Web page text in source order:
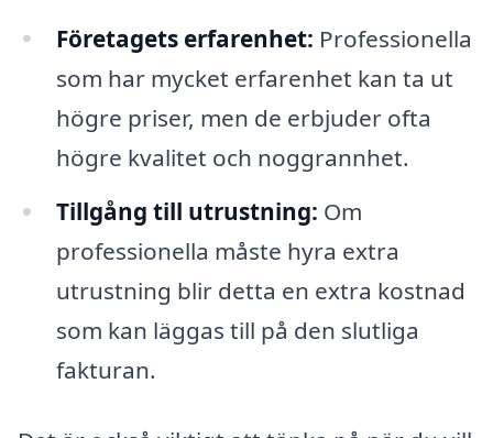
Företagets erfarenhet: Professionella
som har mycket erfarenhet kan ta ut
högre priser, men de erbjuder ofta
högre kvalitet och noggrannhet.
Tillgång till utrustning: Om
professionella måste hyra extra
utrustning blir detta en extra kostnad
som kan läggas till på den slutliga
fakturan.